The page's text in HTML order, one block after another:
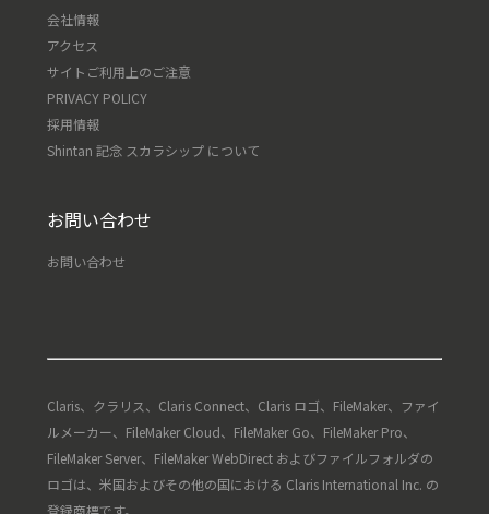
会社情報
アクセス
サイトご利用上のご注意
PRIVACY POLICY
採用情報
Shintan 記念 スカラシップ について
お問い合わせ
お問い合わせ
Claris、クラリス、Claris Connect、Claris ロゴ、FileMaker、ファイ
ルメーカー、FileMaker Cloud、FileMaker Go、FileMaker Pro、
FileMaker Server、FileMaker WebDirect およびファイルフォルダの
ロゴは、米国およびその他の国における Claris International Inc. の
登録商標です。